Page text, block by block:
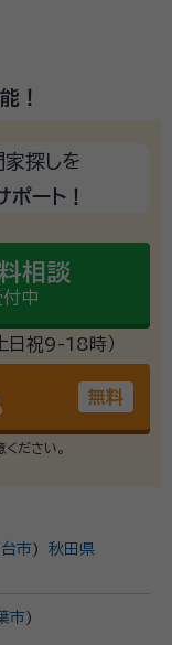
！
探しを
ポート！
相談
中
日祝9-18時）
無料
ださい。
市)
秋田県
市)